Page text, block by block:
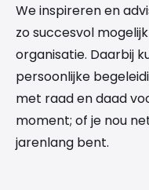
We inspireren en
zo succesvol
organisatie. Daarbij
persoonlijke
met raad en daad
moment; of je nou
jarenlang bent.